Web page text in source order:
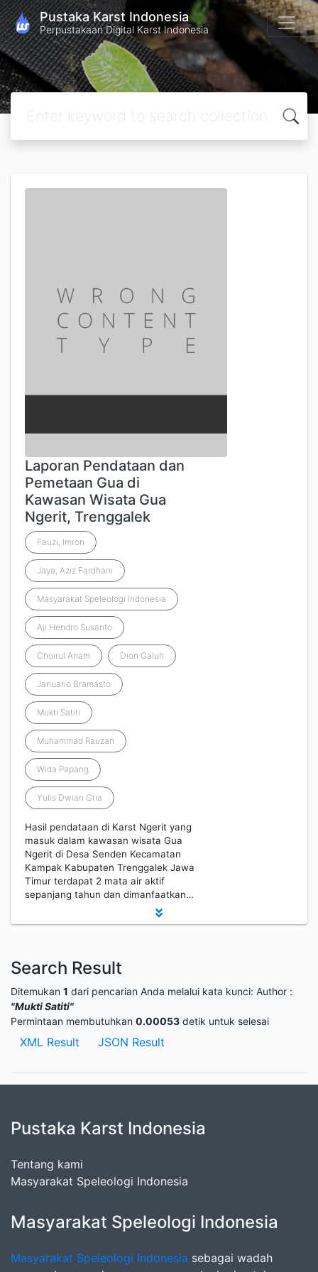
Pustaka Karst Indonesia
Perpustakaan Digital Karst Indonesia
Laporan Pendataan dan
Pemetaan Gua di
Kawasan Wisata Gua
Ngerit, Trenggalek
Fauzi, Imron
Jaya, Aziz Fardhani
Masyarakat Speleologi Indonesia
Aji Hendro Susanto
Choirul Anam Dion Galuh
Januario Bramasto
Mukti Satiti
Muhammad Rauzan
Wida Papang
Yulis Dwian Gria
Hasil pendataan di Karst Ngerit yang
masuk dalam kawasan wisata Gua
Ngerit di Desa Senden Kecamatan
Kampak Kabupaten Trenggalek Jawa
Timur terdapat 2 mata air aktif
sepanjang tahun dan dimanfaatkan…
Search Result
Ditemukan 1 dari pencarian Anda melalui kata kunci: Author :
"Mukti Satiti"
Permintaan membutuhkan 0.00053 detik untuk selesai
XML Result JSON Result
Pustaka Karst Indonesia
Tentang kami
Masyarakat Speleologi Indonesia
Masyarakat Speleologi Indonesia
Masyarakat Speleologi Indonesia sebagai wadah